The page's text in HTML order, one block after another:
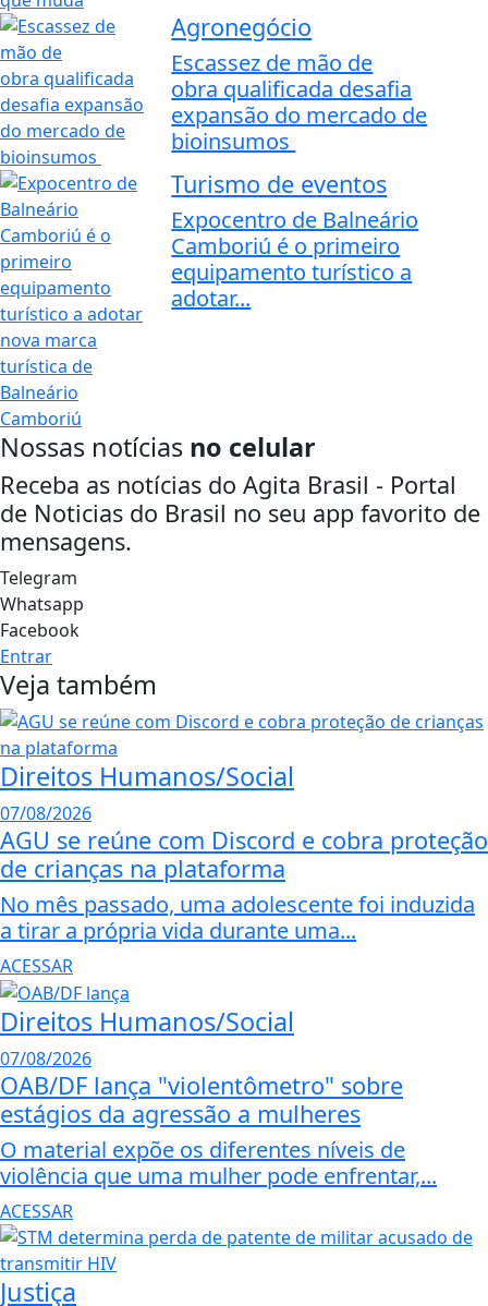
Agronegócio
Escassez de mão de
obra qualificada desafia
expansão do mercado de
bioinsumos
Turismo de eventos
Expocentro de Balneário
Camboriú é o primeiro
equipamento turístico a
adotar...
Nossas notícias no celular
Receba as notícias do Agita Brasil - Portal
de Noticias do Brasil no seu app favorito de
mensagens.
Telegram
Whatsapp
Facebook
Entrar
Veja também
Direitos Humanos/Social
07/08/2026
AGU se reúne com Discord e cobra proteção
de crianças na plataforma
No mês passado, uma adolescente foi induzida
a tirar a própria vida durante uma...
ACESSAR
Direitos Humanos/Social
07/08/2026
OAB/DF lança "violentômetro" sobre
estágios da agressão a mulheres
O material expõe os diferentes níveis de
violência que uma mulher pode enfrentar,...
ACESSAR
Justiça